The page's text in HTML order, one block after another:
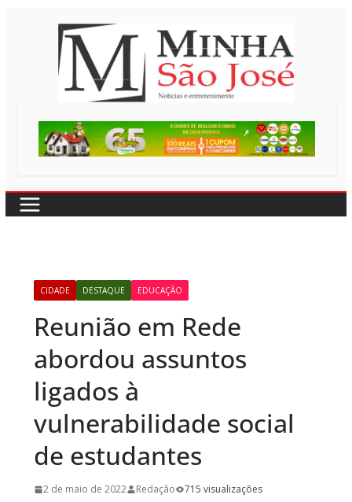
CIDADE DESTAQUE EDUCAÇÃO
Reunião em Rede
abordou assuntos
ligados à
vulnerabilidade social
de estudantes
2 de maio de 2022 Redação 715 visualizações